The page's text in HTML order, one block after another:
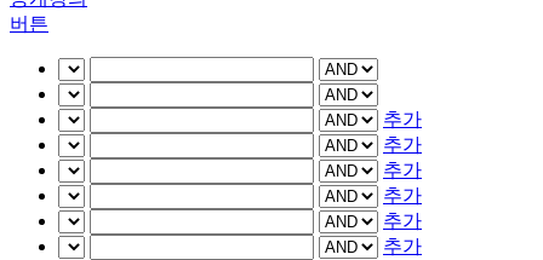
버튼
추가
추가
추가
추가
추가
추가